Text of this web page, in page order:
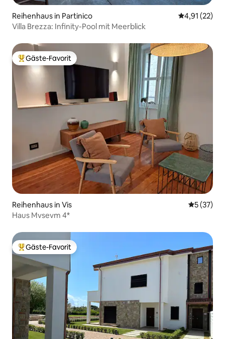
Reihenhaus in Partinico
4,91 (22)
Villa Brezza: Infinity-Pool mit Meerblick
Beliebter Gäste-Favorit.
Gäste-Favorit
Reihenhaus in Vis
5 (37)
Haus Mvsevm 4*
Beliebter Gäste-Favorit.
Gäste-Favorit